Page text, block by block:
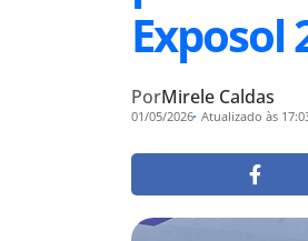
Exposol
PorMirele Caldas
01/05/2026 Atualizado às